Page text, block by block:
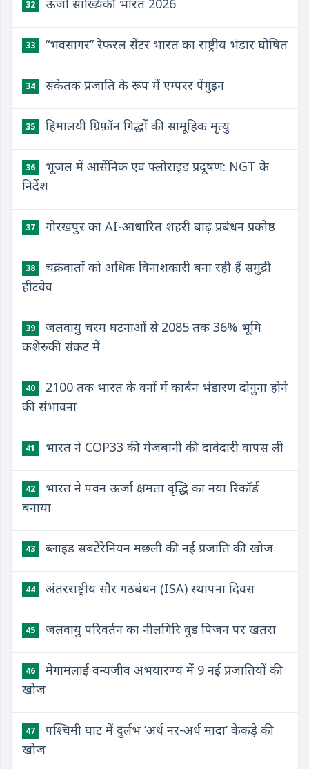
32 ऊर्जा सांख्यिकी भारत 2026
33 “भवसागर” रेफरल सेंटर भारत का राष्ट्रीय भंडार घोषित
34 संकेतक प्रजाति के रूप में एम्परर पेंगुइन
35 हिमालयी ग्रिफ़ॉन गिद्धों की सामूहिक मृत्यु
36
भूजल में आर्सेनिक एवं फ्लोराइड प्रदूषण: NGT के
निर्देश
37 गोरखपुर का AI-आधारित शहरी बाढ़ प्रबंधन प्रकोष्ठ
38
चक्रवातों को अधिक विनाशकारी बना रही हैं समुद्री
हीटवेव
39
जलवायु चरम घटनाओं से 2085 तक 36% भूमि
कशेरुकी संकट में
40
2100 तक भारत के वनों में कार्बन भंडारण दोगुना होने
की संभावना
41 भारत ने COP33 की मेजबानी की दावेदारी वापस ली
42
भारत ने पवन ऊर्जा क्षमता वृद्धि का नया रिकॉर्ड
बनाया
43 ब्लाइंड सबटेरेनियन मछली की नई प्रजाति की खोज
44 अंतरराष्ट्रीय सौर गठबंधन (ISA) स्थापना दिवस
45 जलवायु परिवर्तन का नीलगिरि वुड पिजन पर खतरा
46
मेगामलाई वन्यजीव अभयारण्य में 9 नई प्रजातियों की
खोज
47
पश्चिमी घाट में दुर्लभ ‘अर्ध नर-अर्ध मादा’ केकड़े की
खोज